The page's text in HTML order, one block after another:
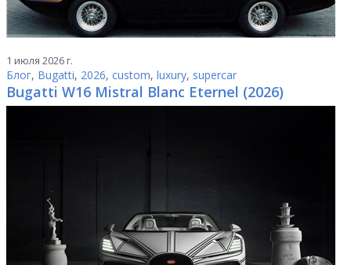
1 июля 2026 г.
Блог, Bugatti, 2026, custom, luxury, supercar
Bugatti W16 Mistral Blanc Eternel (2026)